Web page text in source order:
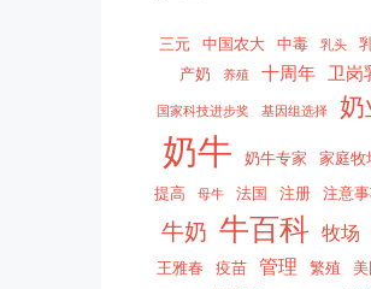
三元 中国农大 中毒 乳头
产奶 养殖 十周年 卫岗
国家科技进步奖 基因组选择 奶
奶牛 奶牛专家 家庭牧
提高
母牛 法国 注册 注意
牛奶 牛百科 牧场
王雅春 疫苗 管理 繁殖